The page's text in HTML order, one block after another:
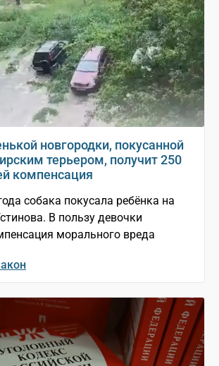
новгородки, покусанной
терьером, получит 250
компенсация
собака покусала ребёнка на
В пользу девочки
морального вреда